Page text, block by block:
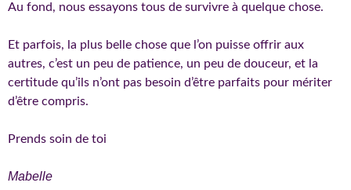
Au fond, nous essayons tous de survivre à quelque chose.
Et parfois, la plus belle chose que l’on puisse offrir aux
autres, c’est un peu de patience, un peu de douceur, et la
certitude qu’ils n’ont pas besoin d’être parfaits pour mériter
d’être compris.
Prends soin de toi
Mabelle